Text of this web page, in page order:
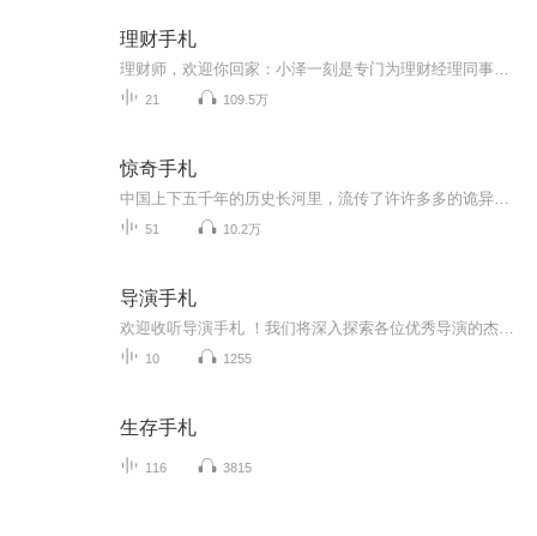
理财手札
21 109.5万
惊奇手札
51 10.2万
导演手札
10 1255
生存手札
116 3815